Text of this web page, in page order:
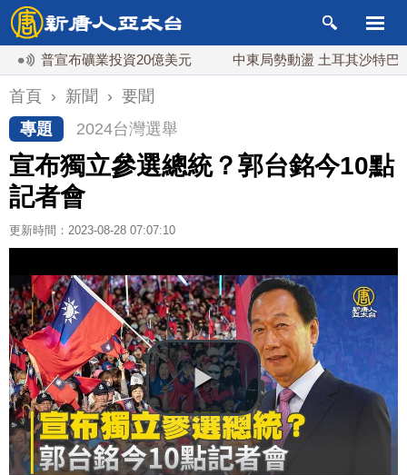
宣布礦業投資20億美元 中東局勢動盪 土耳其沙特巴基斯坦
首頁 › 新聞 › 要聞
專題
2024台灣選舉
宣布獨立參選總統？郭台銘今10點
記者會
更新時間：2023-08-28 07:07:10